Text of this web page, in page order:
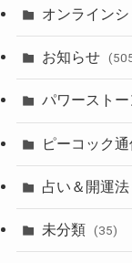
オンライン
お知らせ
パワースト
ピーコック
占い＆開運法
未分類 (35)